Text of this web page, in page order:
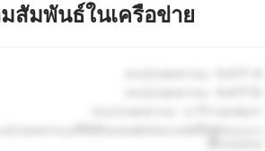
สัมพันธ์ในเครือข่าย